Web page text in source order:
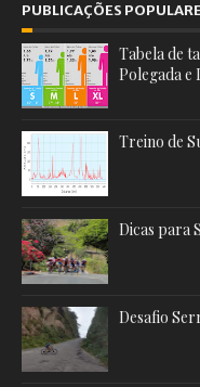
PUBLICAÇÕES
Tabela de
Polegada e
Treino de
Dicas para
Desafio